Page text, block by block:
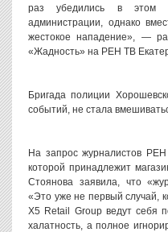
раз убедились в этом
администрации, однако
жестокое нападение», —
«Жадность» на РЕН ТВ
Бригада полиции
событий, не стала
На запрос журналистов
которой принадлежит
Стоянова заявила, что
«Это уже не первый случай,
X5 Retail Group ведут себя
халатность, а полное